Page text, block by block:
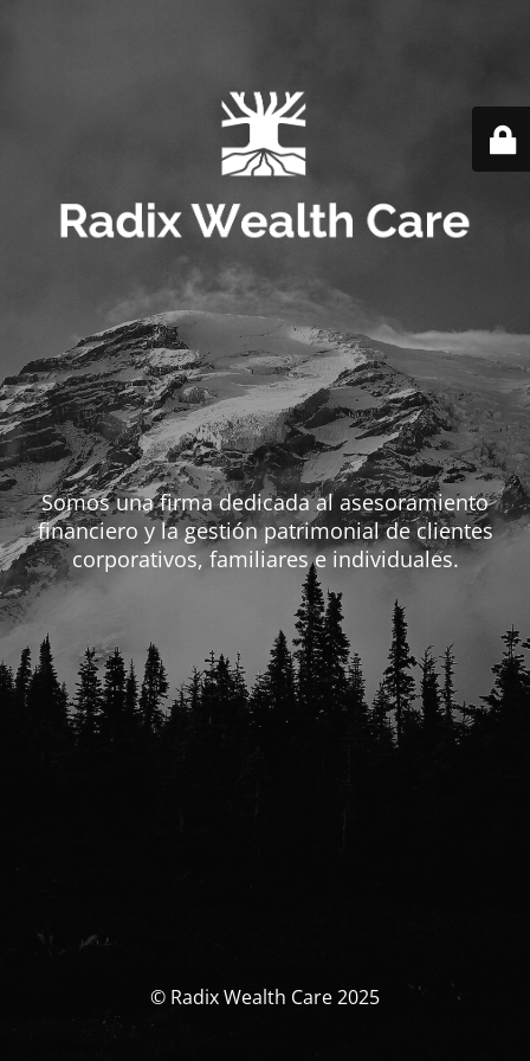
Somos una firma dedicada al asesoramiento
financiero y la gestión patrimonial de clientes
corporativos, familiares e individuales.
© Radix Wealth Care 2025